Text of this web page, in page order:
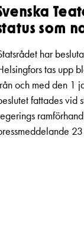
som
har
tas upp
och med den 1
fattades vid